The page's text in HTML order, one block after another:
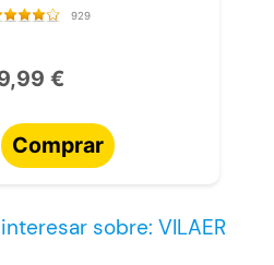
929
€
Comprar
sobre: VILAER